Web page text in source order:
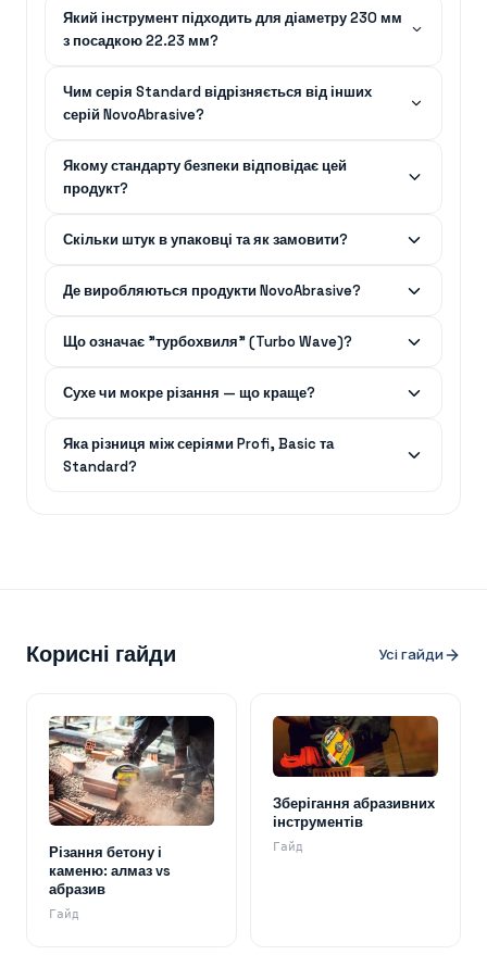
Який інструмент підходить для діаметру 230 мм
з посадкою 22.23 мм?
Чим серія Standard відрізняється від інших
серій NovoAbrasive?
Якому стандарту безпеки відповідає цей
продукт?
Скільки штук в упаковці та як замовити?
Де виробляються продукти NovoAbrasive?
Що означає "турбохвиля" (Turbo Wave)?
Сухе чи мокре різання — що краще?
Яка різниця між серіями Profi, Basic та
Standard?
Корисні гайди Усі гайди
Різання бетону і
каменю: алмаз vs
абразив
Гайд
Зберігання абразивних
інструментів
Гайд